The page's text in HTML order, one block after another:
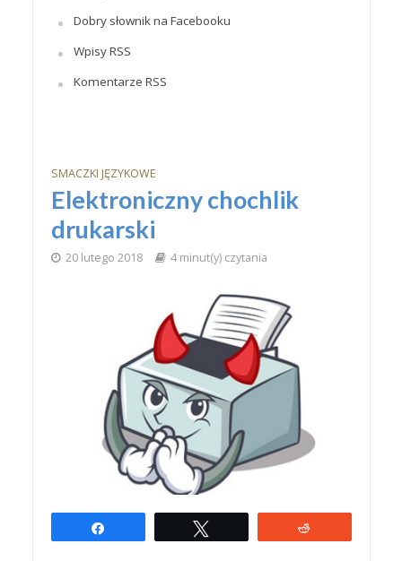
Dobry słownik na Facebooku
Wpisy RSS
Komentarze RSS
SMACZKI JĘZYKOWE
Elektroniczny chochlik
drukarski
20 lutego 2018 4 minut(y) czytania